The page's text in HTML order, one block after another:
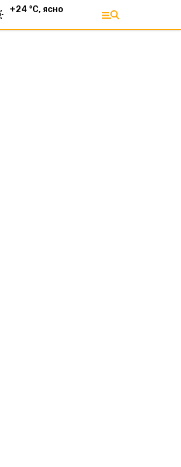
+24 °С, ясно